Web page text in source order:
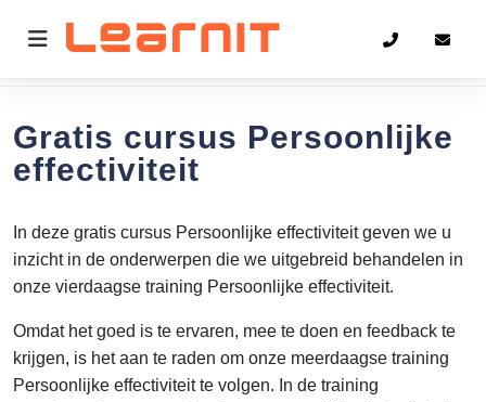
Home Persoonlijke effectiviteit
Gratis cursus Persoonlijke
effectiviteit
In deze gratis cursus Persoonlijke effectiviteit geven we u
inzicht in de onderwerpen die we uitgebreid behandelen in
onze vierdaagse training Persoonlijke effectiviteit.
Omdat het goed is te ervaren, mee te doen en feedback te
krijgen, is het aan te raden om onze meerdaagse training
Persoonlijke effectiviteit te volgen. In de training